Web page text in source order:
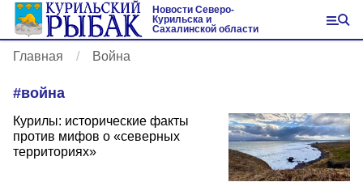
Новости Северо-
Курильска и
Сахалинской области
Главная Война
#война
Курилы: исторические факты
против мифов о «северных
территориях»